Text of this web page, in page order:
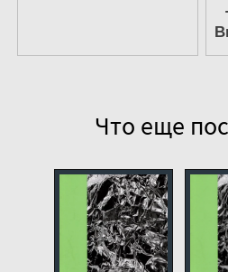
Курьер-619 (Юпитер – Челябинск) 18
Курьер-619 (Юпитер – Челябинск) 20
Курьер-619 (Юпитер – Челябинск) 21
Курьер-619 (Юпитер – Челябинск) 22
Что еще